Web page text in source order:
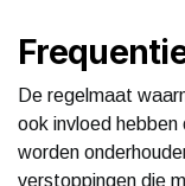
De regelmaat
ook invloed
worden
verstoppingen die